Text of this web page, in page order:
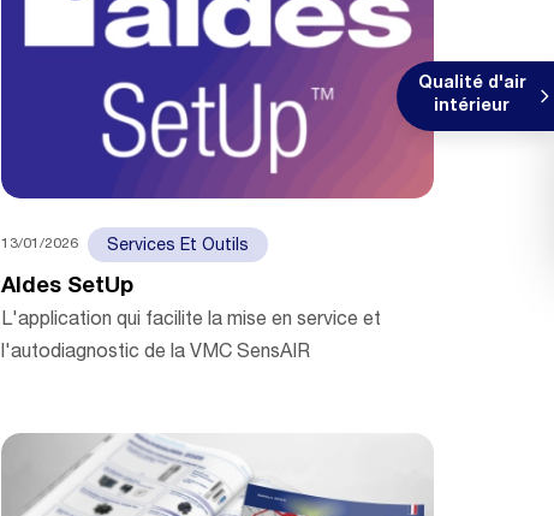
Qualité d'air
intérieur
13/01/2026 Services Et Outils
Aldes SetUp
L'application qui facilite la mise en service et
l'autodiagnostic de la VMC SensAIR